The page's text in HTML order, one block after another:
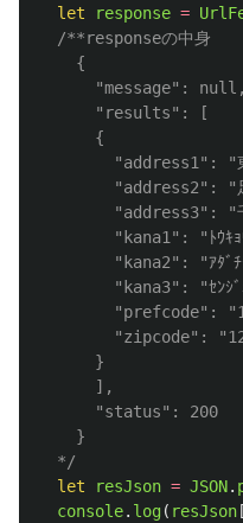
let
response =
/**responseの中身
    {
      "message": null,
      "results": [
      {
"address1": "
"address2": "
"address3": "
"kana1": "ﾄｳｷｮ
"kana2": "ｱﾀﾞﾁ
"kana3": "ｾﾝｼﾞ
"prefcode":
"zipcode":
      }
      ],
      "status": 200
    }
  */
let
resJson = JSON.
console. log( resJson [